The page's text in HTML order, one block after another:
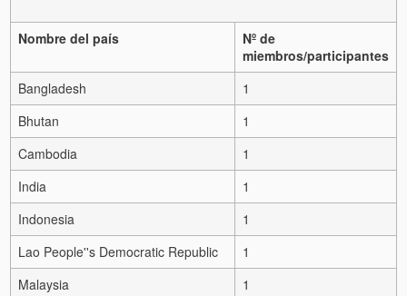
Nombre del país
Nº de
miembros/participantes
Bangladesh
1
Bhutan
1
Cambodia
1
India
1
Indonesia
1
Lao People''s Democratic Republic
1
Malaysia
1